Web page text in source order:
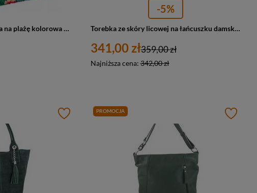
Shopperka damska torba na plażę kolorowa w kwiatki zielona 2019
-5%
Torebka ze skóry licowej na łańcuszku damska Barberini's 810-42 shopper A4 ciemnozielona
341,00 zł
Najniższa cena:342,00 zł
359,00 zł
PROMOCJA